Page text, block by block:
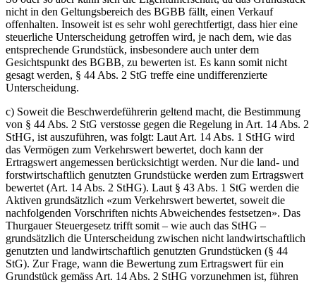
nicht in den Geltungsbereich des BGBB fällt, einen Verkauf
offenhalten. Insoweit ist es sehr wohl gerechtfertigt, dass hier eine
steuerliche Unterscheidung getroffen wird, je nach dem, wie das
entsprechende Grundstück, insbesondere auch unter dem
Gesichtspunkt des BGBB, zu bewerten ist. Es kann somit nicht
gesagt werden, § 44 Abs. 2 StG treffe eine undifferenzierte
Unterscheidung.
c) Soweit die Beschwerdeführerin geltend macht, die Bestimmung
von § 44 Abs. 2 StG verstosse gegen die Regelung in Art. 14 Abs. 2
StHG, ist auszuführen, was folgt: Laut Art. 14 Abs. 1 StHG wird
das Vermögen zum Verkehrswert bewertet, doch kann der
Ertragswert angemessen berücksichtigt werden. Nur die land- und
forstwirtschaftlich genutzten Grundstücke werden zum Ertragswert
bewertet (Art. 14 Abs. 2 StHG). Laut § 43 Abs. 1 StG werden die
Aktiven grundsätzlich «zum Verkehrswert bewertet, soweit die
nachfolgenden Vorschriften nichts Abweichendes festsetzen». Das
Thurgauer Steuergesetz trifft somit – wie auch das StHG –
grundsätzlich die Unterscheidung zwischen nicht landwirtschaftlich
genutzten und landwirtschaftlich genutzten Grundstücken (§ 44
StG). Zur Frage, wann die Bewertung zum Ertragswert für ein
Grundstück gemäss Art. 14 Abs. 2 StHG vorzunehmen ist, führen